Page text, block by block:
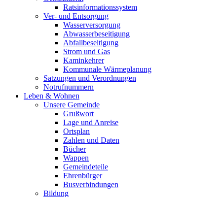
Ratsinformationssystem
Ver- und Entsorgung
Wasserversorgung
Abwasserbeseitigung
Abfallbeseitigung
Strom und Gas
Kaminkehrer
Kommunale Wärmeplanung
Satzungen und Verordnungen
Notrufnummern
Leben & Wohnen
Unsere Gemeinde
Grußwort
Lage und Anreise
Ortsplan
Zahlen und Daten
Bücher
Wappen
Gemeindeteile
Ehrenbürger
Busverbindungen
Bildung